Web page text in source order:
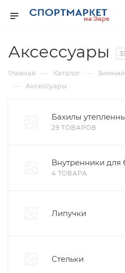
Аксессуары
Главная — Каталог — Зимний
— Аксессуары
Бахилы
29 ТОВАРОВ
Внутренники для
4 ТОВАРА
Липучки
Стельки